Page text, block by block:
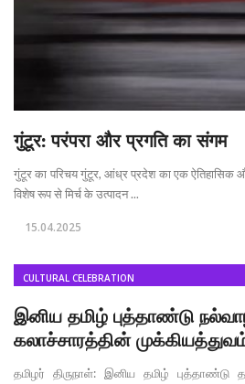
गुंटूर: परंपरा और प्रगति का संगम
गुंटूर का परिचय गुंटूर, आंध्र प्रदेश का एक ऐतिहासिक
विशेष रूप से मिर्च के उत्पादन ...
15.04.2025
CULTURAL CELEBRATION
இனிய தமிழ் புத்தாண்டு
கலாச்சாரத்தின்
தமிழர் திருநாள்: இனிய தமிழ் புத்தாண்டு